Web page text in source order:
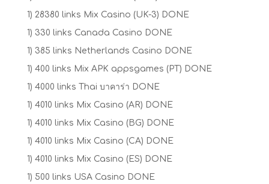
1) 28380 links Mix Casino (UK-3) DONE
1) 330 links Canada Casino DONE
1) 385 links Netherlands Casino DONE
1) 400 links Mix APK appsgames (PT) DONE
1) 4000 links Thai บาคาร่า DONE
1) 4010 links Mix Casino (AR) DONE
1) 4010 links Mix Casino (BG) DONE
1) 4010 links Mix Casino (CA) DONE
1) 4010 links Mix Casino (ES) DONE
1) 500 links USA Casino DONE